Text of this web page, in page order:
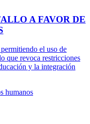
A FAVOR DE
el uso de
que revoca restricciones
y la integración
humanos